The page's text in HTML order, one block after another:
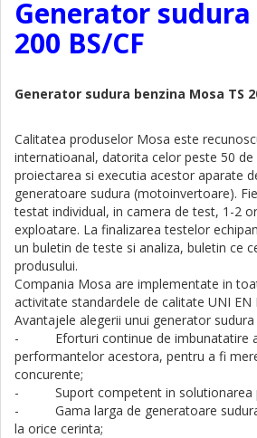
Generator sudura
200 BS/CF
Generator sudura benzina Mosa TS
Calitatea produselor Mosa este
internatioanal, datorita celor peste 50 de
proiectarea si executia acestor aparate
generatoare sudura (motoinvertoare).
testat individual, in camera de test, 1-2
exploatare. La finalizarea testelor
un buletin de teste si analiza, buletin ce
produsului.
Compania Mosa are implementate in
activitate standardele de calitate UNI EN
Avantajele alegerii unui generator
- Eforturi continue de imbunatatire a
performantelor acestora, pentru a fi
concurente;
- Suport competent in solutionarea
- Gama larga de generatoare sudura
la orice cerinta;